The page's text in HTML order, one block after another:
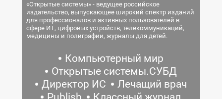
«Открытые системы» - ведущее российское
издательство, выпускающее широкий спектр изданий
для профессионалов и активных пользователей в
сфере ИТ, цифровых устройств, телекоммуникаций,
медицины и полиграфии, журналы для детей.
Компьютерный мир
Открытые системы.СУБД
Директор ИС
Лечащий врач